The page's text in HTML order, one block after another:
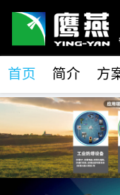
首页 简介 方